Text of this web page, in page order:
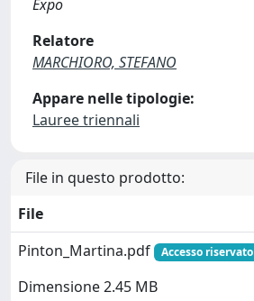
Expo
Relatore
MARCHIORO, STEFANO
Appare nelle tipologie:
Lauree triennali
File in questo prodotto:
File
Pinton_Martina.pdf
Accesso riservato
Dimensione 2.45 MB